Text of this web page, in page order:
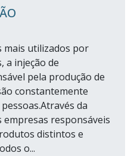
mais utilizados por
a injeção de
pela produção de
constantemente
da
empresas responsáveis
distintos e
o...